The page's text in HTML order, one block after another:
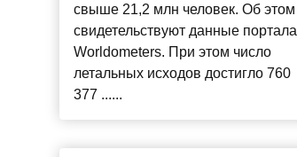
свыше 21,2 млн человек. Об этом
свидетельствуют данные портала
Worldometers. При этом число
летальных исходов достигло 760
377 ......